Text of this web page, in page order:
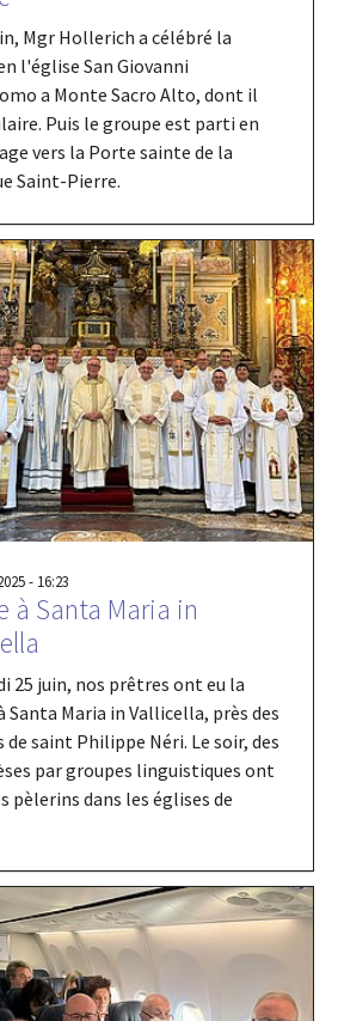
Mgr Hollerich a célébré la
l'église San Giovanni
a Monte Sacro Alto, dont il
Puis le groupe est parti en
vers la Porte sainte de la
Saint-Pierre.
- 16:23
à Santa Maria in
25 juin, nos prêtres ont eu la
Santa Maria in Vallicella, près des
de saint Philippe Néri. Le soir, des
par groupes linguistiques ont
pèlerins dans les églises de